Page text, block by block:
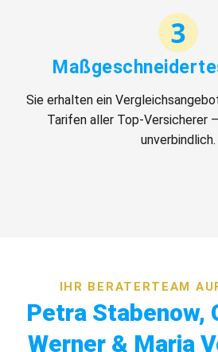
Sie erhalten ein
Tarifen aller Top-Versicherer
unverbindlich.
IHR BERATERTEAM
Petra Stabenow,
Werner & Maria